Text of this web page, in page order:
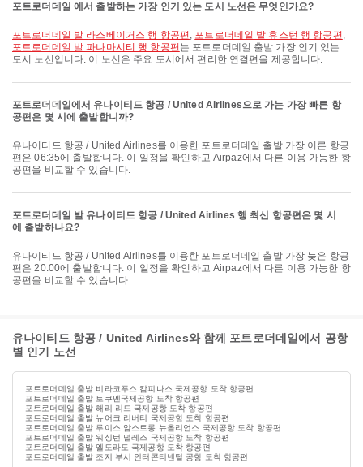
포트로더데일 에서 출발하는 가장 인기 있는 도시 노선은 무엇인가요?
포트로더데일 발 라스베이거스 행 항공편 , 포트로더데일 발 휴스턴 행 항공편 ,
포트로더데일 발 파나마시티 행 항공편 는 포트로더데일 출발 가장 인기 있는
도시 노선입니다. 이 노선은 주요 도시에서 편리한 연결편을 제공합니다.
포트로더데일에서 유나이티드 항공 / United Airlines으로 가는 가장 빠른 항
공편은 몇 시에 출발합니까?
유나이티드 항공 / United Airlines를 이용한 포트로더데일 출발 가장 이른 항공
편은 06:35에 출발합니다. 이 일정을 확인하고 Airpaz에서 다른 이용 가능한 항
공편을 비교할 수 있습니다.
포트로더데일 발 유나이티드 항공 / United Airlines 행 최신 항공편은 몇 시
에 출발하나요?
유나이티드 항공 / United Airlines를 이용한 포트로더데일 출발 가장 늦은 항공
편은 20:00에 출발합니다. 이 일정을 확인하고 Airpaz에서 다른 이용 가능한 항
공편을 비교할 수 있습니다.
유나이티드 항공 / United Airlines와 함께 포트로더데일에서 공항
별 인기 노선
포트로더데일 출발 비라코푸스 캄피나스 국제공항 도착 항공편
포트로더데일 출발 토쿠멘국제공항 도착 항공편
포트로더데일 출발 해리 리드 국제공항 도착 항공편
포트로더데일 출발 뉴어크 리버티 국제공항 도착 항공편
포트로더데일 출발 루이스 암스트롱 뉴올리언스 국제공항 도착 항공편
포트로더데일 출발 워싱턴 덜레스 국제공항 도착 항공편
포트로더데일 출발 엘도라도 국제공항 도착 항공편
포트로더데일 출발 조지 부시 인터콘티넨털 공항 도착 항공편